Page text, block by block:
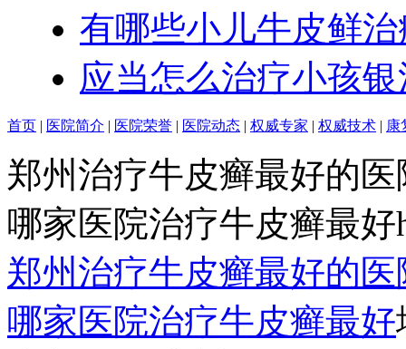
有哪些小儿牛皮鲜
应当怎么治疗小孩
首页 | 医院简介 | 医院荣誉 | 医院动态 | 权威专家 | 权威技术 | 康
郑州治疗牛皮癣最好的
哪家医院治疗牛皮癣最好
郑州治疗牛皮癣最好的
哪家医院治疗牛皮癣最好